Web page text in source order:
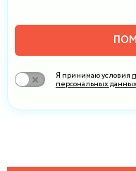
Я принимаю условия
персональных данных